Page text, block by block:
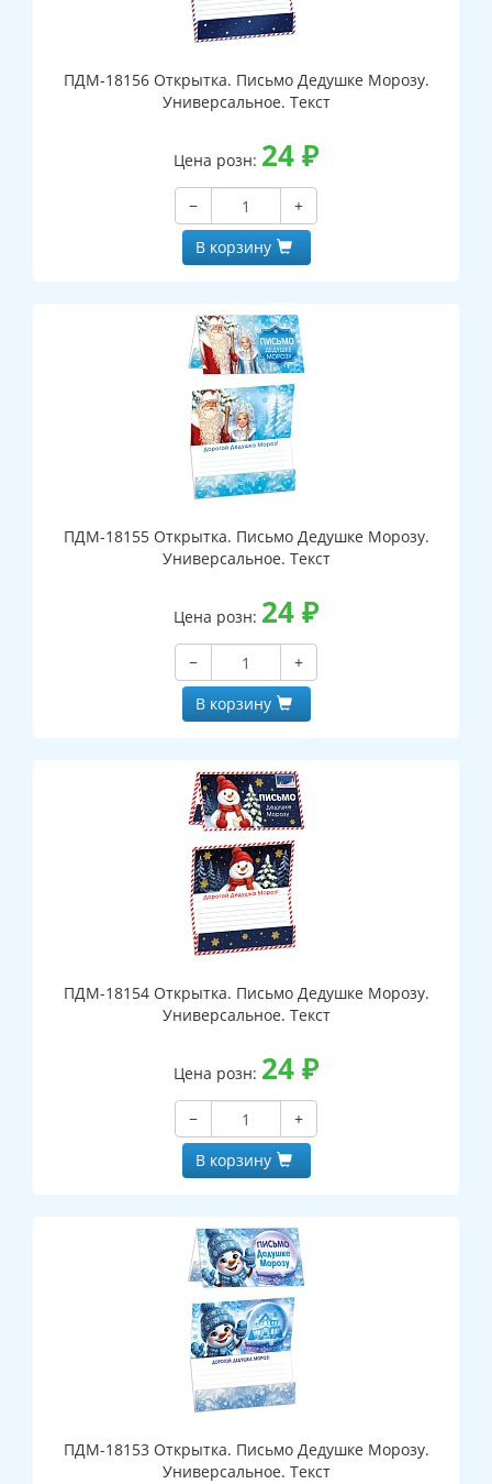
ПДМ-18156 Открытка. Письмо Дедушке Морозу.
Универсальное. Текст
Цена розн: 24₽
−
+
В корзину
ПДМ-18155 Открытка. Письмо Дедушке Морозу.
Универсальное. Текст
Цена розн: 24₽
−
+
В корзину
ПДМ-18154 Открытка. Письмо Дедушке Морозу.
Универсальное. Текст
Цена розн: 24₽
−
+
В корзину
ПДМ-18153 Открытка. Письмо Дедушке Морозу.
Универсальное. Текст